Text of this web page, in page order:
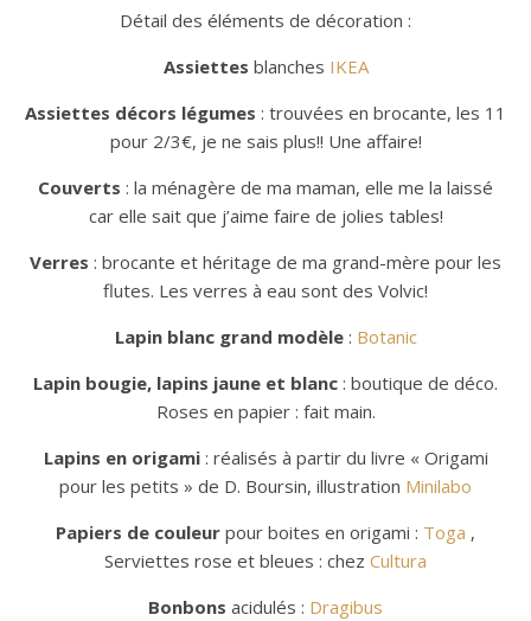
Détail des éléments de décoration :
Assiettes blanches IKEA
Assiettes décors légumes : trouvées en brocante, les 11
pour 2/3€, je ne sais plus!! Une affaire!
Couverts : la ménagère de ma maman, elle me la laissé
car elle sait que j’aime faire de jolies tables!
Verres : brocante et héritage de ma grand-mère pour les
flutes. Les verres à eau sont des Volvic!
Lapin blanc grand modèle: Botanic
Lapin bougie, lapins jaune et blanc : boutique de déco.
Roses en papier : fait main.
Lapins en origami: réalisés à partir du livre « Origami
pour les petits » de D. Boursin, illustration Minilabo
Papiers de couleur pour boites en origami : Toga ,
Serviettes rose et bleues : chez Cultura
Bonbons acidulés : Dragibus